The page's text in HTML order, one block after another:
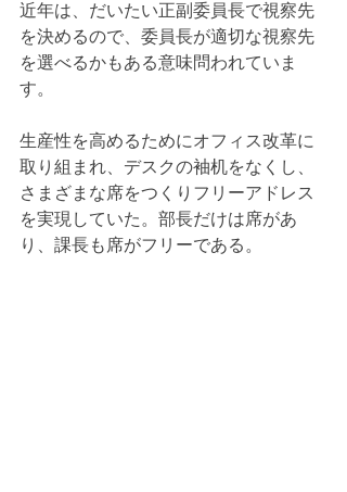
近年は、だいたい正副委員長で視察先
を決めるので、委員長が適切な視察先
を選べるかもある意味問われていま
す。
生産性を高めるためにオフィス改革に
取り組まれ、デスクの袖机をなくし、
さまざまな席をつくりフリーアドレス
を実現していた。部長だけは席があ
り、課長も席がフリーである。